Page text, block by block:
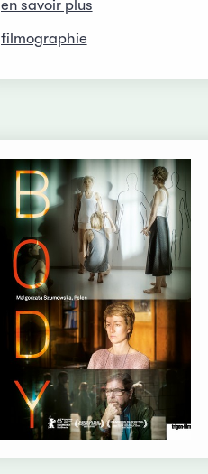
en savoir plus
filmographie